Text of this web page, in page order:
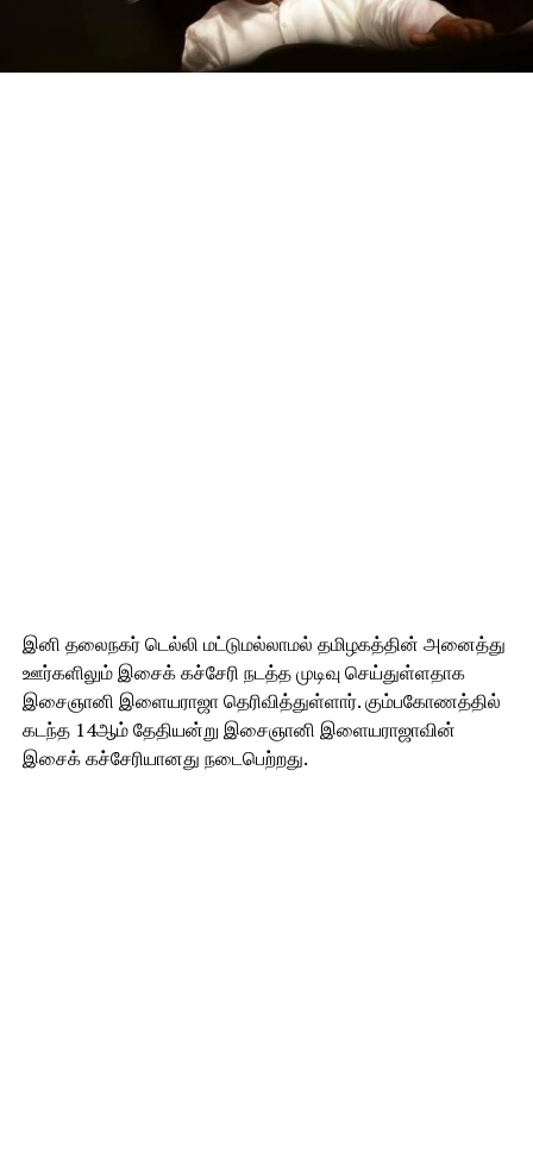
இனி தலைநகர் டெல்லி மட்டுமல்லாமல் தமிழகத்தின் அனைத்து
ஊர்களிலும் இசைக் கச்சேரி நடத்த முடிவு செய்துள்ளதாக
இசைஞானி இளையராஜா தெரிவித்துள்ளார். கும்பகோணத்தில்
கடந்த 14ஆம் தேதியன்று இசைஞானி இளையராஜாவின்
இசைக் கச்சேரியானது நடைபெற்றது.